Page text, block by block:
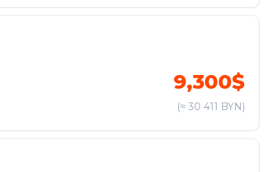
9,300$
(≈ 30 411 BYN)